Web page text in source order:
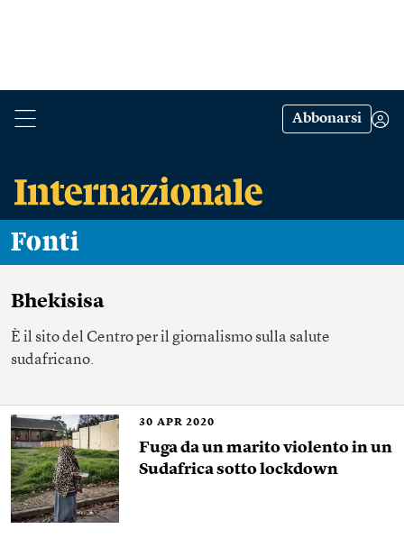
Abbonarsi
Fonti
Bhekisisa
È il sito del Centro per il giornalismo sulla salute
sudafricano.
30 APR 2020
Fuga da un marito violento in un
Sudafrica sotto lockdown